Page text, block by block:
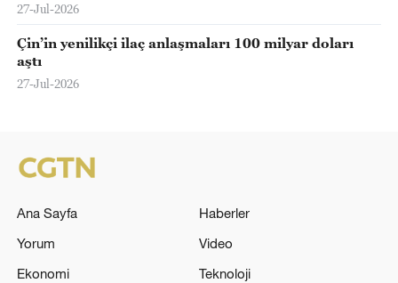
27-Jul-2026
Çin’in yenilikçi ilaç anlaşmaları 100 milyar doları
aştı
27-Jul-2026
Ana Sayfa
Haberler
Yorum
Video
Ekonomi
Teknoloji